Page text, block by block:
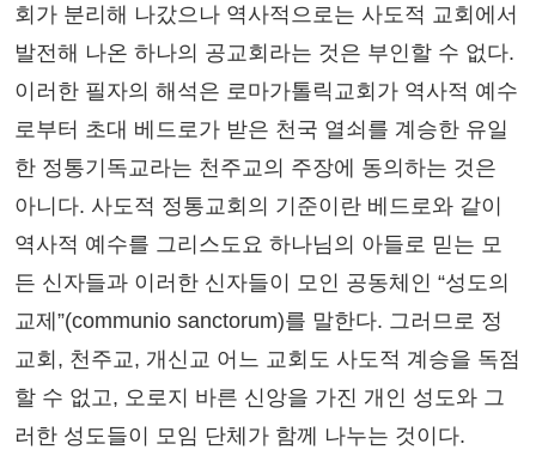
회가 분리해 나갔으나 역사적으로는 사도적 교회에서
발전해 나온 하나의 공교회라는 것은 부인할 수 없다.
이러한 필자의 해석은 로마가톨릭교회가 역사적 예수
로부터 초대 베드로가 받은 천국 열쇠를 계승한 유일
한 정통기독교라는 천주교의 주장에 동의하는 것은
아니다. 사도적 정통교회의 기준이란 베드로와 같이
역사적 예수를 그리스도요 하나님의 아들로 믿는 모
든 신자들과 이러한 신자들이 모인 공동체인 “성도의
교제”(communio sanctorum)를 말한다. 그러므로 정
교회, 천주교, 개신교 어느 교회도 사도적 계승을 독점
할 수 없고, 오로지 바른 신앙을 가진 개인 성도와 그
러한 성도들이 모임 단체가 함께 나누는 것이다.